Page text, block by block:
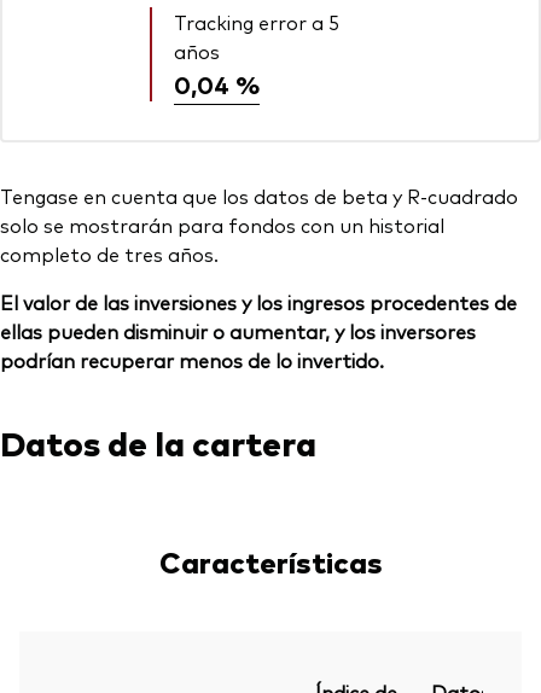
Tracking error a 5
años
0,04 %
Tengase en cuenta que los datos de beta y R-cuadrado
solo se mostrarán para fondos con un historial
completo de tres años.
El valor de las inversiones y los ingresos procedentes de
ellas pueden disminuir o aumentar, y los inversores
podrían recuperar menos de lo invertido.
Datos de la cartera
Características